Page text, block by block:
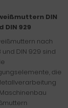
DIN
DIN 929
nach
und DIN 929 sind
die